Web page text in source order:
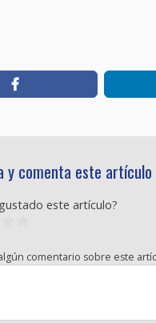
y comenta este artículo
este artículo?
comentario sobre este